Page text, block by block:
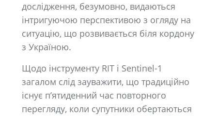
дослідження, безумовно, видаються
інтригуючою перспективою з огляду на
ситуацію, що розвивається біля кордону
з Україною.
Щодо інструменту RIT і Sentinel-1
загалом слід зауважити, що традиційно
існує п’ятиденний час повторного
перегляду, коли супутники обертаються